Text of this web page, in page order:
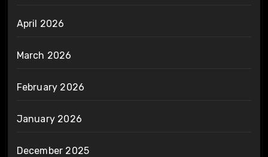
April 2026
March 2026
February 2026
January 2026
December 2025